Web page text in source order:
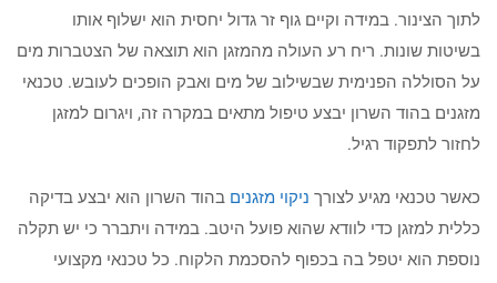
לתוך הצינור. במידה וקיים גוף זר גדול יחסית הוא ישלוף אותו
בשיטות שונות. ריח רע העולה מהמזגן הוא תוצאה של הצטברות מים
על הסוללה הפנימית שבשילוב של מים ואבק הופכים לעובש. טכנאי
מזגנים בהוד השרון יבצע טיפול מתאים במקרה זה, ויגרום למזגן
לחזור לתפקוד רגיל.
כאשר טכנאי מגיע לצורך ניקוי מזגנים בהוד השרון הוא יבצע בדיקה
כללית למזגן כדי לוודא שהוא פועל היטב. במידה ויתברר כי יש תקלה
נוספת הוא יטפל בה בכפוף להסכמת הלקוח. כל טכנאי מקצועי